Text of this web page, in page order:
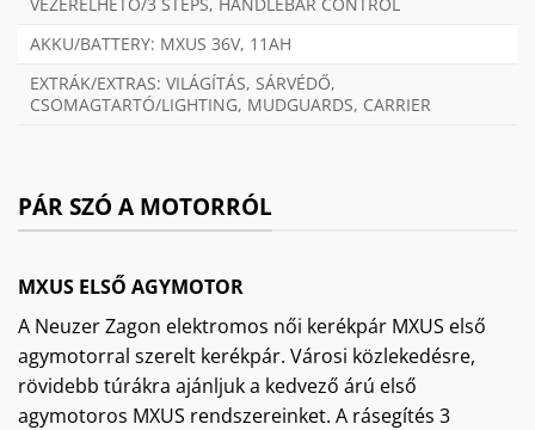
VEZÉRELHETŐ/3 STEPS, HANDLEBAR CONTROL
AKKU/BATTERY: MXUS 36V, 11AH
EXTRÁK/EXTRAS: VILÁGÍTÁS, SÁRVÉDŐ,
CSOMAGTARTÓ/LIGHTING, MUDGUARDS, CARRIER
PÁR SZÓ A MOTORRÓL
MXUS ELSŐ AGYMOTOR
A Neuzer Zagon elektromos női kerékpár MXUS első
agymotorral szerelt kerékpár. Városi közlekedésre,
rövidebb túrákra ajánljuk a kedvező árú első
agymotoros MXUS rendszereinket. A rásegítés 3